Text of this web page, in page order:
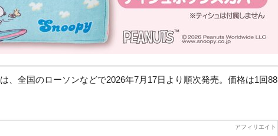
は、全国のローソンなどで2026年7月17日より順次発売。価格は1回88